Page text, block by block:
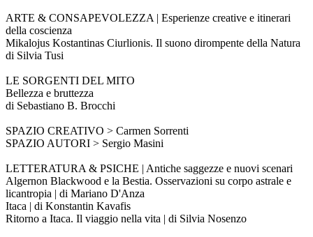
ARTE & CONSAPEVOLEZZA | Esperienze creative e itinerari
della coscienza
Mikalojus Kostantinas Ciurlionis. Il suono dirompente della Natura
di Silvia Tusi
LE SORGENTI DEL MITO
Bellezza e bruttezza
di Sebastiano B. Brocchi
SPAZIO CREATIVO > Carmen Sorrenti
SPAZIO AUTORI > Sergio Masini
LETTERATURA & PSICHE | Antiche saggezze e nuovi scenari
Algernon Blackwood e la Bestia. Osservazioni su corpo astrale e
licantropia | di Mariano D'Anza
Itaca | di Konstantin Kavafis
Ritorno a Itaca. Il viaggio nella vita | di Silvia Nosenzo